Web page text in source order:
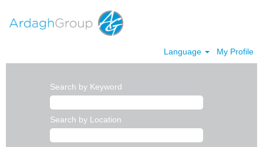
Language My Profile
Search by Keyword
Search by Location